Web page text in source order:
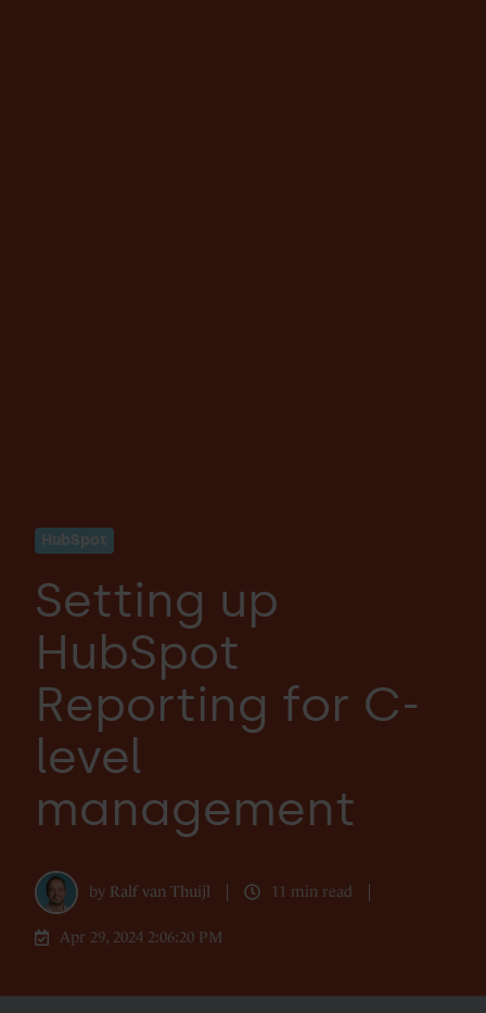
HubSpot
Setting up
HubSpot
Reporting for C-
level
management
by Ralf van Thuijl 11 min read
Apr 29, 2024 2:06:20 PM